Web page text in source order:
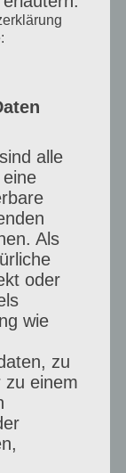
alle
Als
oder
wie
zu
zu einem